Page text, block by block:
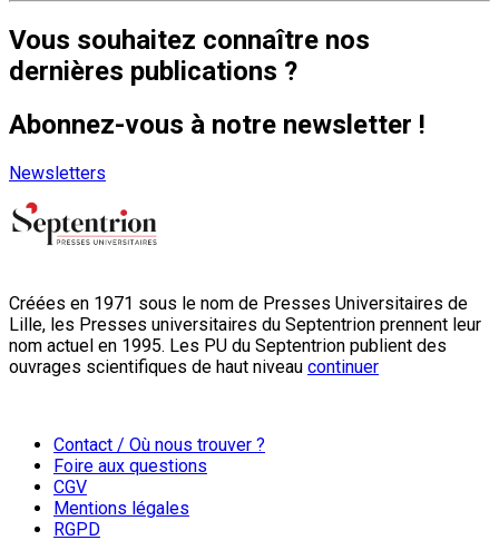
Vous souhaitez connaître nos
dernières publications ?
Abonnez-vous à notre newsletter !
Newsletters
Créées en 1971 sous le nom de Presses Universitaires de
Lille, les Presses universitaires du Septentrion prennent leur
nom actuel en 1995. Les PU du Septentrion publient des
ouvrages scientifiques de haut niveau continuer
Contact / Où nous trouver ?
Foire aux questions
CGV
Mentions légales
RGPD